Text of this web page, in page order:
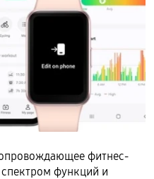
фитнес-
функций и